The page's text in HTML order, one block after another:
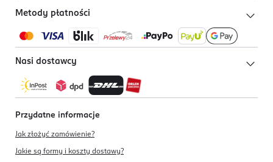
Metody płatności
Nasi dostawcy
Przydatne informacje
Jak złożyć zamówienie?
Jakie są formy i koszty dostawy?